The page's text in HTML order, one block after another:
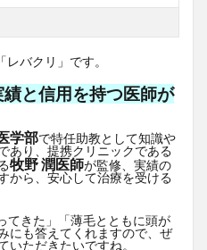
バクリ」です。
と信用を持つ医師が
学部で特任助教として知識や
あり、提携クリニックである
牧野 潤医師が監修、実績の
から、安心して治療を受ける
てきた」「薄毛とともに頭が
にも答えてくれますので、ぜ
いただきたいですね。